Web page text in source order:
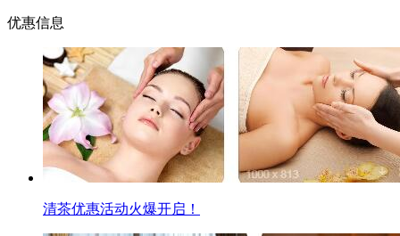
优惠信息
清茶优惠活动火爆开启！